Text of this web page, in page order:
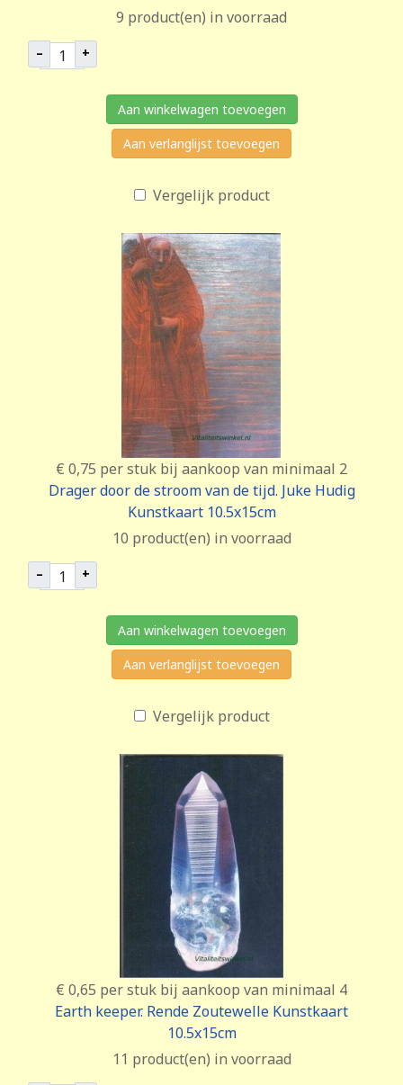
9 product(en) in voorraad
– +
Aan winkelwagen toevoegen
Aan verlanglijst toevoegen
Vergelijk product
€ 0,75 per stuk bij aankoop van minimaal 2
Drager door de stroom van de tijd. Juke Hudig
Kunstkaart 10.5x15cm
10 product(en) in voorraad
– +
Aan winkelwagen toevoegen
Aan verlanglijst toevoegen
Vergelijk product
€ 0,65 per stuk bij aankoop van minimaal 4
Earth keeper. Rende Zoutewelle Kunstkaart
10.5x15cm
11 product(en) in voorraad